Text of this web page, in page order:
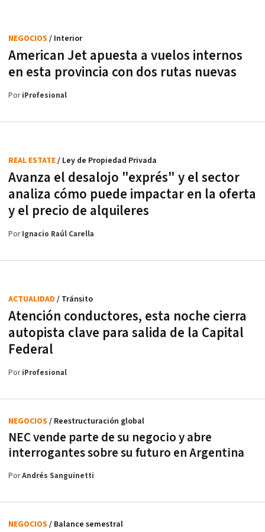
American Jet apuesta a vuelos internos
en esta provincia con dos rutas nuevas
NEGOCIOS / Interior
PoriProfesional
Avanza el desalojo "exprés" y el sector
analiza cómo puede impactar en la oferta
y el precio de alquileres
REAL ESTATE/ Ley de Propiedad Privada
PorIgnacio Raúl Carella
Atención conductores, esta noche cierra
autopista clave para salida de la Capital
Federal
ACTUALIDAD / Tránsito
PoriProfesional
NEC vende parte de su negocio y abre
interrogantes sobre su futuro en Argentina
NEGOCIOS / Reestructuración global
PorAndrés Sanguinetti
NEGOCIOS / Balance semestral